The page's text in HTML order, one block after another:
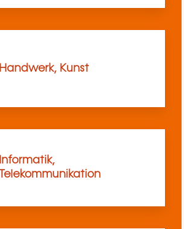
Handwerk, Kunst
Informatik,
Telekommunikation